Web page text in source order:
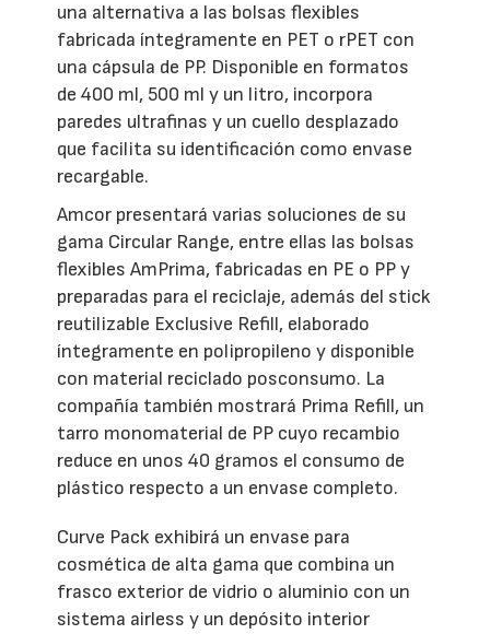
una alternativa a las bolsas flexibles
fabricada íntegramente en PET o rPET con
una cápsula de PP. Disponible en formatos
de 400 ml, 500 ml y un litro, incorpora
paredes ultrafinas y un cuello desplazado
que facilita su identificación como envase
recargable.
Amcor presentará varias soluciones de su
gama Circular Range, entre ellas las bolsas
flexibles AmPrima, fabricadas en PE o PP y
preparadas para el reciclaje, además del stick
reutilizable Exclusive Refill, elaborado
íntegramente en polipropileno y disponible
con material reciclado posconsumo. La
compañía también mostrará Prima Refill, un
tarro monomaterial de PP cuyo recambio
reduce en unos 40 gramos el consumo de
plástico respecto a un envase completo.
Curve Pack exhibirá un envase para
cosmética de alta gama que combina un
frasco exterior de vidrio o aluminio con un
sistema airless y un depósito interior